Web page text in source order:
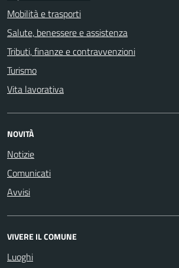
Mobilità e trasporti
Salute, benessere e assistenza
Tributi, finanze e contravvenzioni
Turismo
Vita lavorativa
NOVITÀ
Notizie
Comunicati
Avvisi
VIVERE IL COMUNE
Luoghi